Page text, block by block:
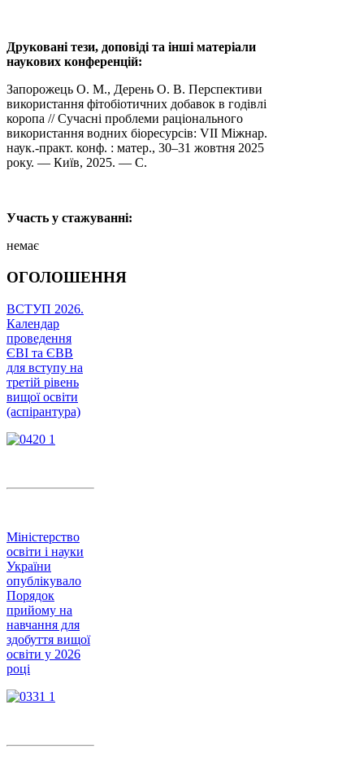
Друковані тези, доповіді та інші матеріали
наукових конференцій:
Запорожець О. М., Дерень О. В. Перспективи
використання фітобіотичних добавок в годівлі
коропа // Сучасні проблеми раціонального
використання водних біоресурсів: VIІ Міжнар.
наук.-практ. конф. : матер., 30–31 жовтня 2025
року. — Київ, 2025. — С.
Участь у стажуванні:
немає
ОГОЛОШЕННЯ
ВСТУП 2026.
Календар
проведення
ЄВІ та ЄВВ
для вступу на
третій рівень
вищої освіти
(аспірантура)
Міністерство
освіти і науки
України
опублікувало
Порядок
прийому на
навчання для
здобуття вищої
освіти у 2026
році